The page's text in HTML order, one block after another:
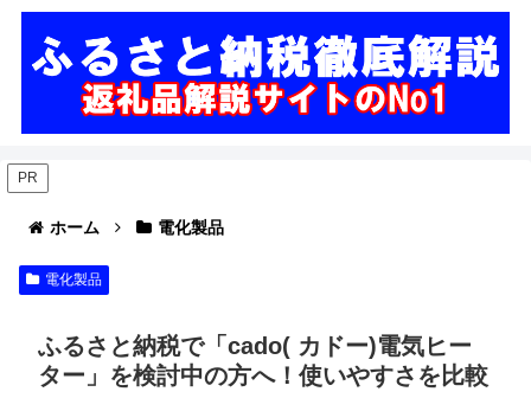
PR
ホーム 電化製品
電化製品
ふるさと納税で「cado( カドー)電気ヒー
ター」を検討中の方へ！使いやすさを比較